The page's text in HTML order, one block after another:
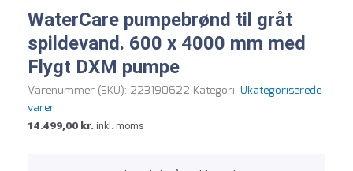
WaterCare pumpebrønd til gråt
spildevand. 600 x 4000 mm med
Flygt DXM pumpe
Varenummer (SKU): 223190622 Kategori: Ukategoriserede
varer
14.499,00 kr. inkl. moms